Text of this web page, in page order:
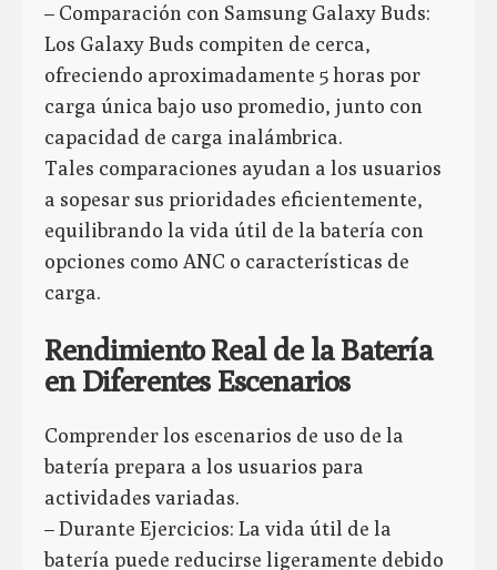
– Comparación con Samsung Galaxy Buds:
Los Galaxy Buds compiten de cerca,
ofreciendo aproximadamente 5 horas por
carga única bajo uso promedio, junto con
capacidad de carga inalámbrica.
Tales comparaciones ayudan a los usuarios
a sopesar sus prioridades eficientemente,
equilibrando la vida útil de la batería con
opciones como ANC o características de
carga.
Rendimiento Real de la Batería
en Diferentes Escenarios
Comprender los escenarios de uso de la
batería prepara a los usuarios para
actividades variadas.
– Durante Ejercicios: La vida útil de la
batería puede reducirse ligeramente debido